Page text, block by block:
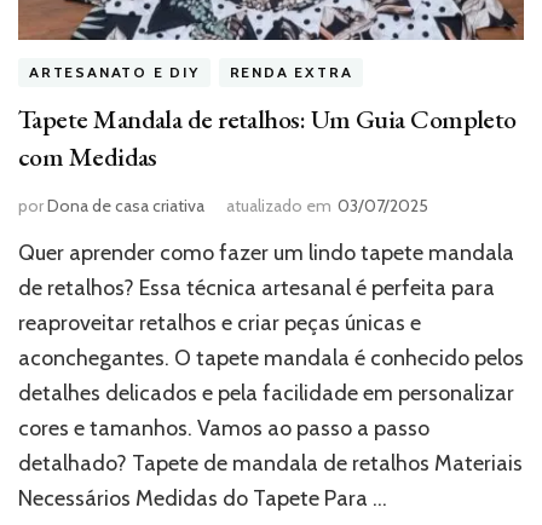
ARTESANATO E DIY RENDA EXTRA
Tapete Mandala de retalhos: Um Guia Completo
com Medidas
porDona de casa criativa atualizado em 03/07/2025
Quer aprender como fazer um lindo tapete mandala
de retalhos? Essa técnica artesanal é perfeita para
reaproveitar retalhos e criar peças únicas e
aconchegantes. O tapete mandala é conhecido pelos
detalhes delicados e pela facilidade em personalizar
cores e tamanhos. Vamos ao passo a passo
detalhado? Tapete de mandala de retalhos Materiais
Necessários Medidas do Tapete Para …